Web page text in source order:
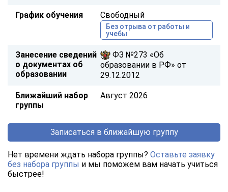
График обучения Свободный
Без отрыва от работы и
учебы
Занесение сведений
о документах об
образовании
ФЗ №273 «Об
образовании в РФ» от
29.12.2012
Ближайший набор
группы
Август 2026
Записаться в ближайшую группу
Нет времени ждать набора группы? Оставьте заявку
без набора группы и мы поможем вам начать учиться
быстрее!